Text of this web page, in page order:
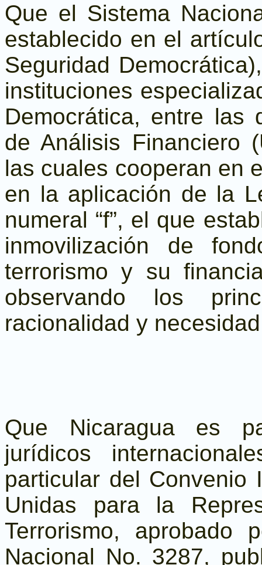
Que el Sistema
establecido en el
Seguridad
instituciones
Democrática, entre las
de Análisis Financiero
las cuales cooperan en
en la aplicación de la
numeral “f”, el que
inmovilización de
terrorismo y su
observando los
racionalidad y
Que Nicaragua es
jurídicos
particular del Convenio
Unidas para la
Terrorismo, aprobado
Nacional No. 3287,